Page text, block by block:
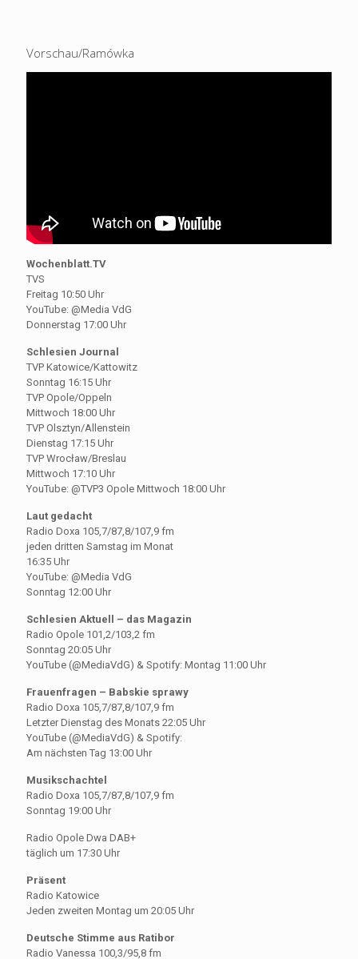
Vorschau/Ramówka
Wochenblatt.TV
TVS
Freitag 10:50 Uhr
YouTube: @Media VdG
Donnerstag 17:00 Uhr
Schlesien Journal
TVP Katowice/Kattowitz
Sonntag 16:15 Uhr
TVP Opole/Oppeln
Mittwoch 18:00 Uhr
TVP Olsztyn/Allenstein
Dienstag 17:15 Uhr
TVP Wrocław/Breslau
Mittwoch 17:10 Uhr
YouTube: @TVP3 Opole Mittwoch 18:00 Uhr
Laut gedacht
Radio Doxa 105,7/87,8/107,9 fm
jeden dritten Samstag im Monat
16:35 Uhr
YouTube: @Media VdG
Sonntag 12:00 Uhr
Schlesien Aktuell – das Magazin
Radio Opole 101,2/103,2 fm
Sonntag 20:05 Uhr
YouTube (@MediaVdG) & Spotify: Montag 11:00 Uhr
Frauenfragen – Babskie sprawy
Radio Doxa 105,7/87,8/107,9 fm
Letzter Dienstag des Monats 22:05 Uhr
YouTube (@MediaVdG) & Spotify:
Am nächsten Tag 13:00 Uhr
Musikschachtel
Radio Doxa 105,7/87,8/107,9 fm
Sonntag 19:00 Uhr
Radio Opole Dwa DAB+
täglich um 17:30 Uhr
Präsent
Radio Katowice
Jeden zweiten Montag um 20:05 Uhr
Deutsche Stimme aus Ratibor
Radio Vanessa 100,3/95,8 fm